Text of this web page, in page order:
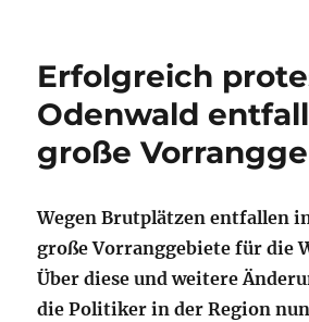
Erfolgreich
Odenwald
große
Wegen Brutplätzen entfallen
große Vorranggebiete für die
Über diese und weitere
die Politiker in der Region